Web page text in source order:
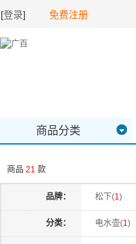
[登录] 免费注册
商品分类
商品 21 款
品牌： 松下(1)
分类： 电水壶(1)